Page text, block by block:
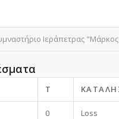
Ιεράπετρας
T
0 Loss